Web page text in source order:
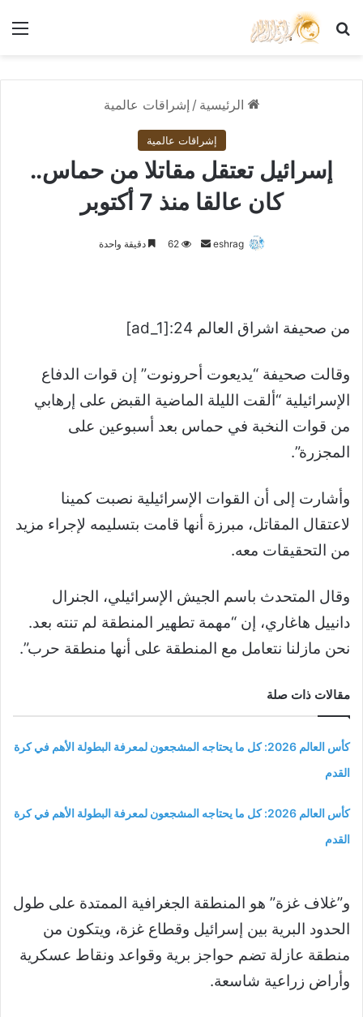
بحث عن
الرئيسية / إشراقات عالمية
إشراقات عالمية
إسرائيل تعتقل مقاتلا من حماس..
كان عالقا منذ 7 أكتوبر
eshrag
أرسل62 دقيقة واحدة
من صحيفة اشراق العالم 24:[ad_1]
وقالت صحيفة “يديعوت أحرونوت” إن قوات الدفاع
الإسرائيلية “ألقت الليلة الماضية القبض على إرهابي
من قوات النخبة في حماس بعد أسبوعين على
المجزرة”.
وأشارت إلى أن القوات الإسرائيلية نصبت كمينا
لاعتقال المقاتل، مبرزة أنها قامت بتسليمه لإجراء مزيد
من التحقيقات معه.
وقال المتحدث باسم الجيش الإسرائيلي، الجنرال
دانييل هاغاري، إن “مهمة تطهير المنطقة لم تنته بعد.
نحن مازلنا نتعامل مع المنطقة على أنها منطقة حرب”.
مقالات ذات صلة
كأس العالم 2026: كل ما يحتاجه المشجعون لمعرفة البطولة الأهم في كرة
القدم
كأس العالم 2026: كل ما يحتاجه المشجعون لمعرفة البطولة الأهم في كرة
القدم
و”غلاف غزة” هو المنطقة الجغرافية الممتدة على طول
الحدود البرية بين إسرائيل وقطاع غزة، ويتكون من
منطقة عازلة تضم حواجز برية وقواعد ونقاط عسكرية
وأراض زراعية شاسعة.